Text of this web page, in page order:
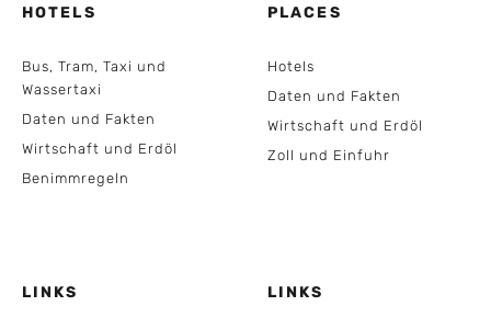
HOTELS
Bus, Tram, Taxi und
Wassertaxi
Daten und Fakten
Wirtschaft und Erdöl
Benimmregeln
PLACES
Hotels
Daten und Fakten
Wirtschaft und Erdöl
Zoll und Einfuhr
LINKS LINKS